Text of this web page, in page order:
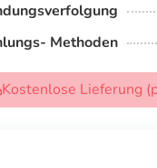
Methoden
Kostenlose Lieferung